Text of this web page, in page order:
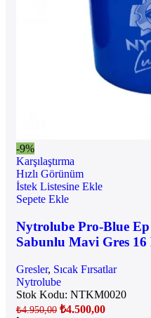
-9%
Karşılaştırma
Hızlı Görünüm
İstek Listesine Ekle
Sepete Ekle
Nytrolube Pro-Blue
Sabunlu Mavi Gres 16
Gresler, Sıcak Fırsatlar
Nytrolube
Stok Kodu: NTKM0020
₺4.950,00 ₺4.500,00